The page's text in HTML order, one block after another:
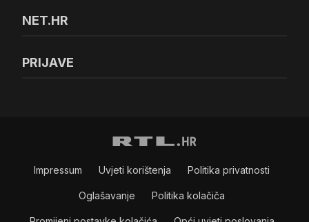
NET.HR
PRIJAVE
Impressum Uvjeti korištenja Politika privatnosti
Oglašavanje Politika kolačiča